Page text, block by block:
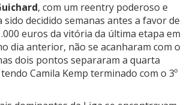
, com um reentry poderoso e
decidido semanas antes a favor de
euros da vitória da última etapa em
dia anterior, não se acanharam com o
dois pontos separaram a quarta
tendo Camila Kemp terminado com o 3º